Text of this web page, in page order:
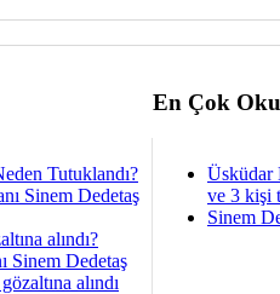
En Çok
Tutuklandı?
Sinem Dedetaş
alındı?
Sinem Dedetaş
alındı
Üsküdar
ve 3 kişi
Sinem